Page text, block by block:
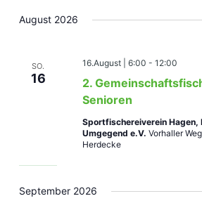
wählen.
August 2026
SO.
16
2.
Senioren
16.August | 6:00 - 12:00
Sportfischereiverein Hagen,
Umgegend e.V. Vorhaller
Herdecke
September 2026